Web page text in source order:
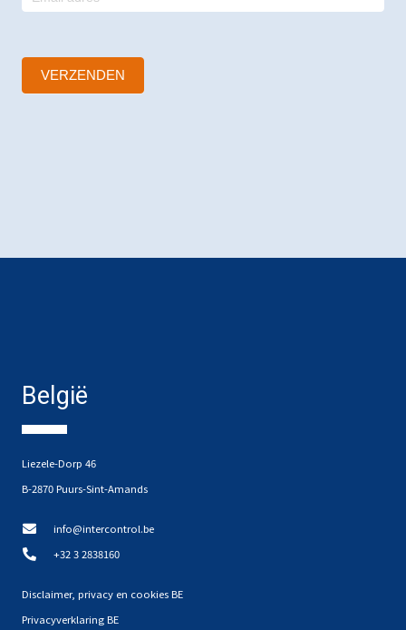
VERZENDEN
België
Liezele-Dorp 46
B-2870 Puurs-Sint-Amands
info@intercontrol.be
+32 3 2838160
Disclaimer, privacy en cookies BE
Privacyverklaring BE